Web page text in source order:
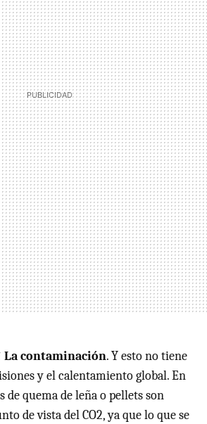
La contaminación. Y esto no tiene
y el calentamiento global. En
de quema de leña o pellets son
de vista del CO2, ya que lo que se